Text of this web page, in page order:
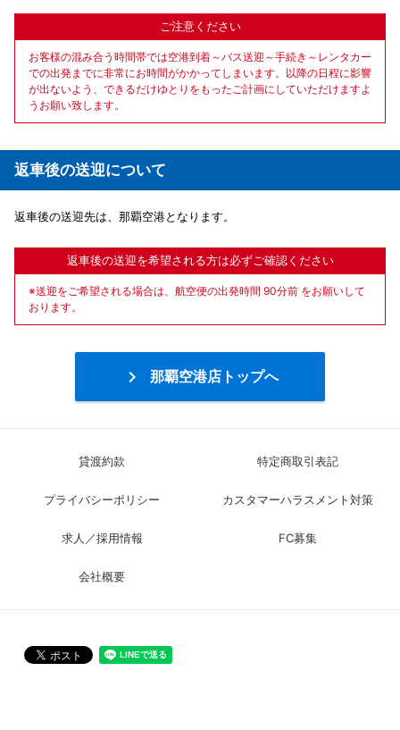
ご注意ください
お客様の混み合う時間帯では空港到着～バス送迎～手続き～レンタカー
での出発までに非常にお時間がかかってしまいます。以降の日程に影響
が出ないよう、できるだけゆとりをもったご計画にしていただけますよ
うお願い致します。
返車後の送迎について
返車後の送迎先は、那覇空港となります。
返車後の送迎を希望される方は必ずご確認ください
※送迎をご希望される場合は、航空便の出発時間 90分前 をお願いして
おります。
 那覇空港店トップへ
貸渡約款 特定商取引表記
プライバシーポリシー カスタマーハラスメント対策
求人／採用情報 FC募集
会社概要